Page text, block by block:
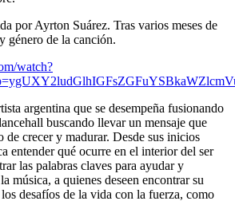
por Ayrton Suárez. Tras varios meses de
género de la canción.
watch?
argentina que se desempeña fusionando
buscando llevar un mensaje que
de crecer y madurar. Desde sus inicios
entender qué ocurre en el interior del ser
las palabras claves para ayudar y
música, a quienes deseen encontrar su
desafíos de la vida con la fuerza, como